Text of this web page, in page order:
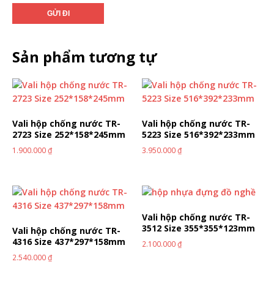
Sản phẩm tương tự
Vali hộp chống nước TR-
2723 Size 252*158*245mm
1.900.000₫
Vali hộp chống nước TR-
5223 Size 516*392*233mm
3.950.000₫
Vali hộp chống nước TR-
4316 Size 437*297*158mm
2.540.000₫
Vali hộp chống nước TR-
3512 Size 355*355*123mm
2.100.000₫